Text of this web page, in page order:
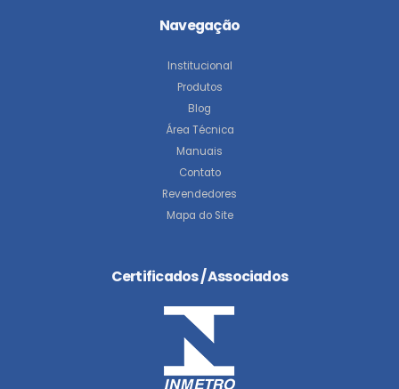
Navegação
Institucional
Produtos
Blog
Área Técnica
Manuais
Contato
Revendedores
Mapa do Site
Certificados / Associados